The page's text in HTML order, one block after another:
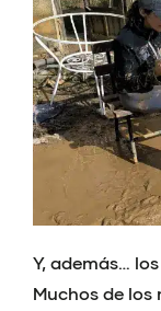
Y, además…
Muchos de los